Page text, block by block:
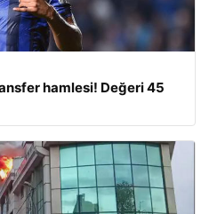
hamlesi! Değeri 45